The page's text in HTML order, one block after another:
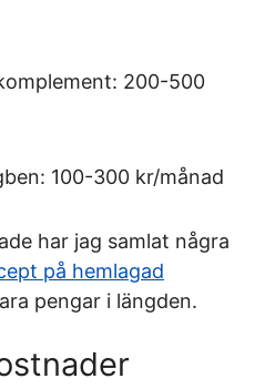
200-500
100-300 kr/månad
har jag samlat några
på hemlagad
pengar i längden.